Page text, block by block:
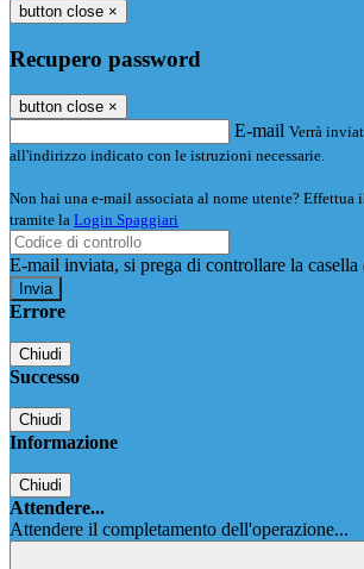
button close ×
Recupero password
button close ×
E-mail Verrà
all'indirizzo indicato con le istruzioni necessarie.
Non hai una e-mail associata al nome utente? Effettua
tramite la Login Spaggiari
E-mail inviata, si prega di controllare la casella
Errore
Chiudi
Successo
Chiudi
Informazione
Chiudi
Attendere...
Attendere il completamento dell'operazione...